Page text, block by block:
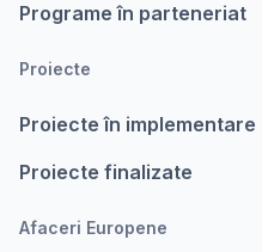
Programe în parteneriat
Proiecte
Proiecte în implementare
Proiecte finalizate
Afaceri Europene